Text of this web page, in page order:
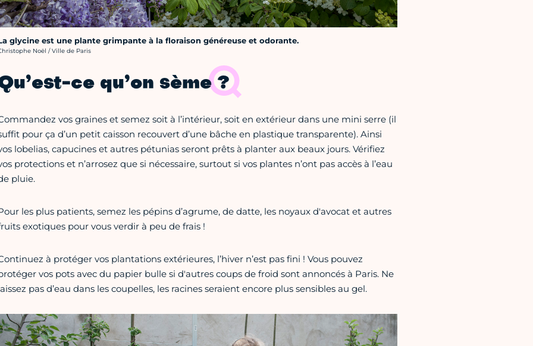
glycine est une plante grimpante à la floraison généreuse et odorante.
photo :Noël / Ville de Paris
ce qu’on sème ?
vos graines et semez soit à l’intérieur, soit en extérieur dans une mini serre (il
pour ça d’un petit caisson recouvert d’une bâche en plastique transparente). Ainsi
lobelias, capucines et autres pétunias seront prêts à planter aux beaux jours. Vérifiez
protections et n’arrosez que si nécessaire, surtout si vos plantes n’ont pas accès à l’eau
pluie.
les plus patients, semez les pépins d’agrume, de datte, les noyaux d'avocat et autres
exotiques pour vous verdir à peu de frais !
à protéger vos plantations extérieures, l’hiver n’est pas fini ! Vous pouvez
vos pots avec du papier bulle si d'autres coups de froid sont annoncés à Paris. Ne
pas d’eau dans les coupelles, les racines seraient encore plus sensibles au gel.